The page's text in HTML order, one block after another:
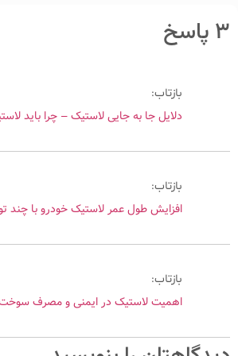
۳ پاسخ
بازتاب:
دلایل جا به جایی لاستیک – چرا باید
بازتاب:
افزایش طول عمر لاستیک خودرو با چند
بازتاب:
اهمیت لاستیک در ایمنی و مصرف سوخت